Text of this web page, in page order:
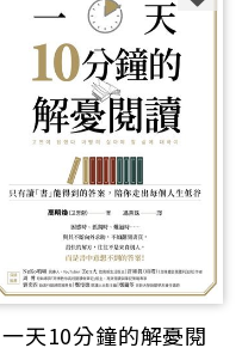
一天10分鐘的解憂閱